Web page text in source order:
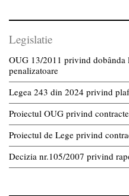
Legislatie
OUG 13/2011 privind dobânda
penalizatoare
Legea 243 din 2024 privind
Proiectul OUG privind
Proiectul de Lege privind
Decizia nr.105/2007 privind